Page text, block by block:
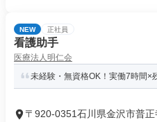
NEW 正社員
看護助手
医療法人明仁会
未経験・無資格OK！実働7時間×
〒920-0351石川県金沢市普正